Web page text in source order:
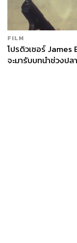
FILM
โปรดิวเซอร์ James
จะมารับบทนำช่วงปล